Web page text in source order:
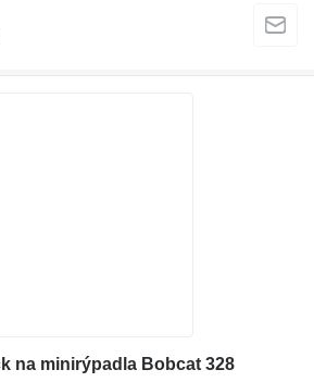
na minirýpadla Bobcat 328